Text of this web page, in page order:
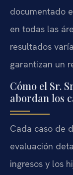
documentado
en todas las
resultados
garantizan un
Cómo el Sr.
abordan los
Cada caso de
evaluación
ingresos y los